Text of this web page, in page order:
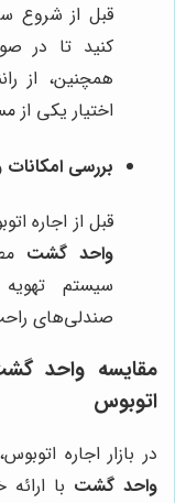
قبل از شروع
کنید تا در
همچنین، از
اختیار یکی از
بررسی
قبل از اجاره
واحد گشت
سیستم
صندلی‌های
مقایسه واحد
اتوبوس
در بازار اجاره
واحد گشت با